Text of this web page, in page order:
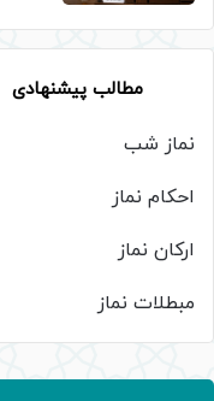
مطالب پیشنهادی
نماز شب
احکام نماز
ارکان نماز
مبطلات نماز